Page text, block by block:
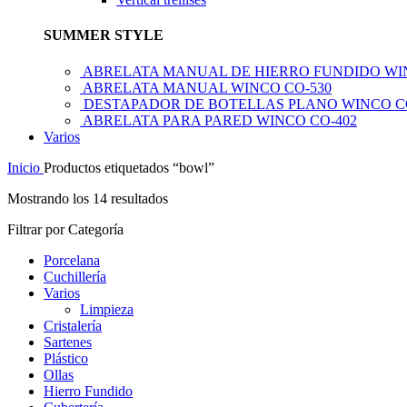
SUMMER STYLE
ABRELATA MANUAL DE HIERRO FUNDIDO
ABRELATA MANUAL WINCO CO-530
DESTAPADOR DE BOTELLAS PLANO WINCO
ABRELATA PARA PARED WINCO CO-402
Varios
Inicio Productos etiquetados “bowl”
Mostrando los 14 resultados
Filtrar por Categoría
Porcelana
Cuchillería
Varios
Limpieza
Cristalería
Sartenes
Plástico
Ollas
Hierro Fundido